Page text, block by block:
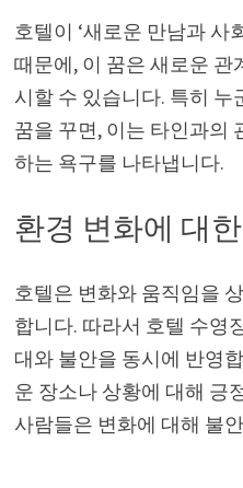
호텔이 ‘새로운 만남과 사
때문에, 이 꿈은 새로운
시할 수 있습니다. 특히
꿈을 꾸면, 이는 타인과의
하는 욕구를 나타냅니다.
환경 변화에 대
호텔은 변화와 움직임을
합니다. 따라서 호텔 수영
대와 불안을 동시에 반영
운 장소나 상황에 대해 긍
사람들은 변화에 대해 불